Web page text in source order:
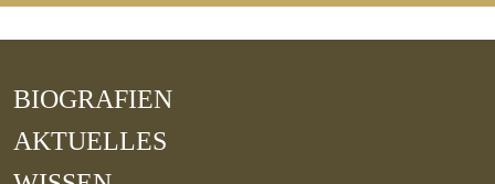
BIOGRAFIEN
AKTUELLES